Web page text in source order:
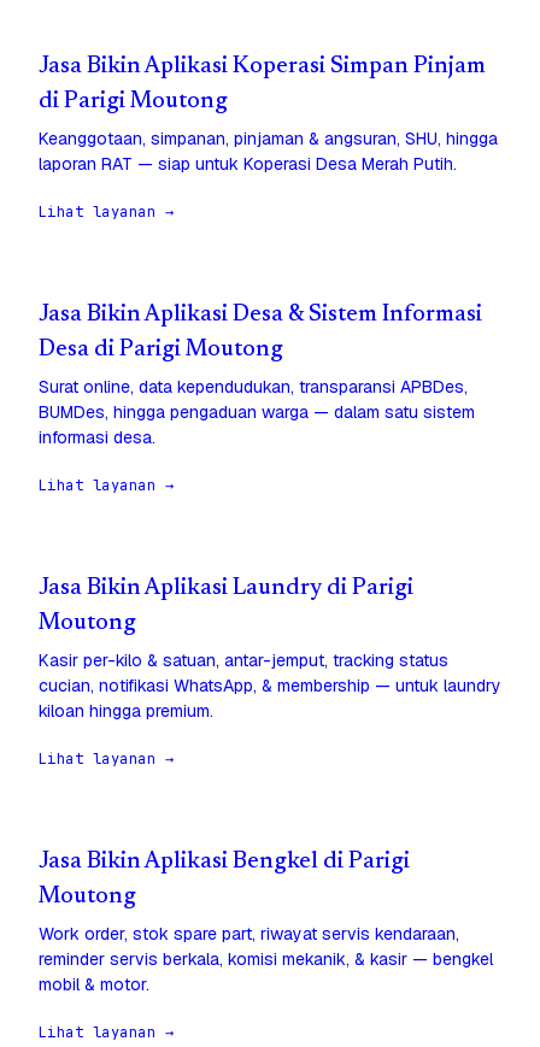
Jasa Bikin Aplikasi Koperasi Simpan Pinjam
di Parigi Moutong
Keanggotaan, simpanan, pinjaman & angsuran, SHU, hingga
laporan RAT — siap untuk Koperasi Desa Merah Putih.
Lihat layanan →
Jasa Bikin Aplikasi Desa & Sistem Informasi
Desa di Parigi Moutong
Surat online, data kependudukan, transparansi APBDes,
BUMDes, hingga pengaduan warga — dalam satu sistem
informasi desa.
Lihat layanan →
Jasa Bikin Aplikasi Laundry di Parigi
Moutong
Kasir per-kilo & satuan, antar-jemput, tracking status
cucian, notifikasi WhatsApp, & membership — untuk laundry
kiloan hingga premium.
Lihat layanan →
Jasa Bikin Aplikasi Bengkel di Parigi
Moutong
Work order, stok spare part, riwayat servis kendaraan,
reminder servis berkala, komisi mekanik, & kasir — bengkel
mobil & motor.
Lihat layanan →